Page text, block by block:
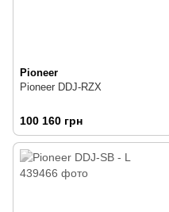
Pioneer
Pioneer DDJ-RZX
100 160 грн